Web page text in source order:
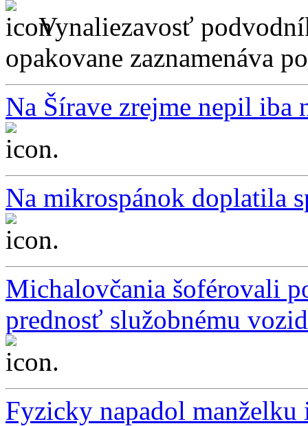
Vynaliezavosť
opakovane zaznamenáva
Na Šírave zrejme nepil
...
Na mikrospánok doplatila
...
Michalovčania šoférovali
prednosť služobnému
...
Fyzicky napadol manželku